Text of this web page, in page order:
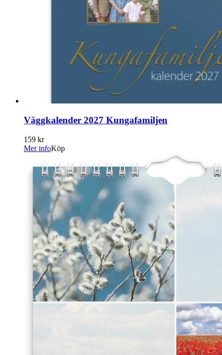
Väggkalender 2027 Kungafamiljen
159 kr
Mer infoKöp